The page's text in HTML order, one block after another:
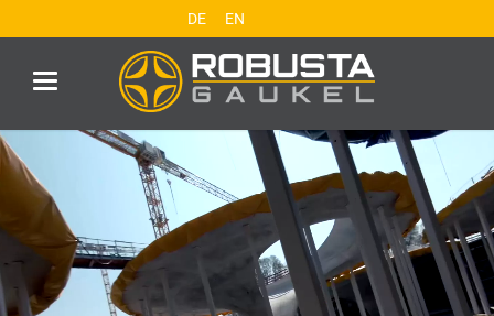
DE EN